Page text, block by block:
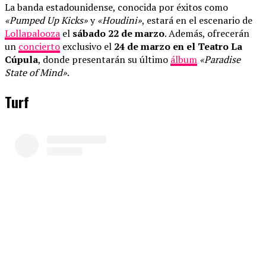
La banda estadounidense, conocida por éxitos como
«Pumped Up Kicks»y«Houdini», estará en el escenario de
Lollapalooza el sábado 22 de marzo. Además, ofrecerán
un concierto exclusivo el 24 de marzo en el Teatro La
Cúpula, donde presentarán su último álbum «Paradise
State of Mind».
Turf